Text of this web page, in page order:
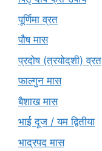
पूर्णिमा व्रत
पौष मास
प्रदोष (त्रयोदशी) व्रत
फाल्गुन मास
बैशाख मास
भाई दूज / यम द्वितीया
भाद्रपद मास